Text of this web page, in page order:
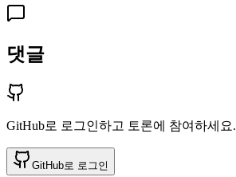
댓글
GitHub로 로그인하고 토론에 참여하세요.
GitHub로 로그인